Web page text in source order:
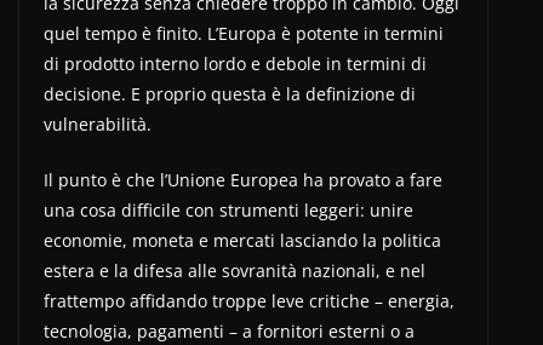
quel tempo è finito. L’Europa è potente in termini
di prodotto interno lordo e debole in termini di
decisione. E proprio questa è la definizione di
vulnerabilità.
Il punto è che l’Unione Europea ha provato a fare
una cosa difficile con strumenti leggeri: unire
economie, moneta e mercati lasciando la politica
estera e la difesa alle sovranità nazionali, e nel
frattempo affidando troppe leve critiche – energia,
tecnologia, pagamenti – a fornitori esterni o a